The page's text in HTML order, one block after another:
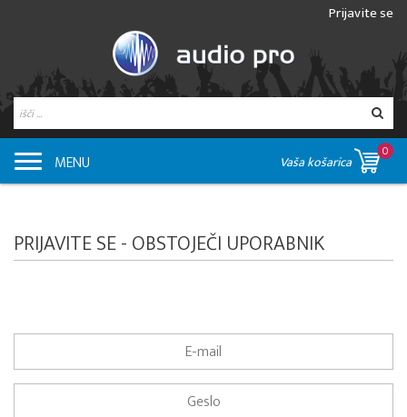
Prijavite se
MENU Vaša košarica
0
PRIJAVITE SE - OBSTOJEČI UPORABNIK